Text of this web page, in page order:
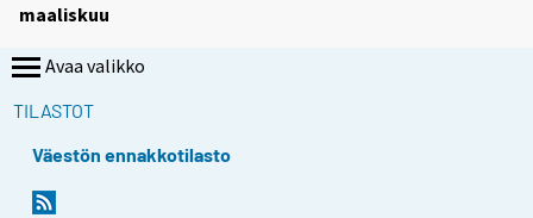
maaliskuu
Avaa valikko
TILASTOT
Väestön ennakkotilasto